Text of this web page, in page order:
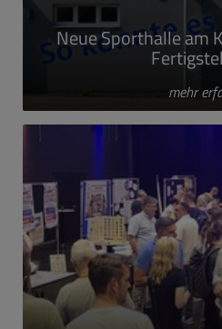
Neue Sporthalle am
mehr